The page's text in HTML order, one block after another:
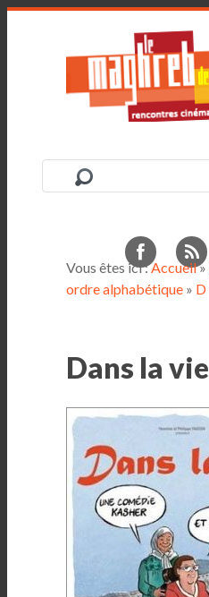
Vous êtes ici :Accueil»
ordre alphabétique » D
Dans la vie